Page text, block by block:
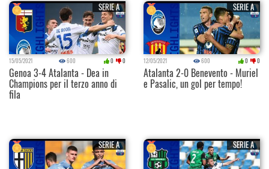
SERIE A
15/05/2021 600 0 0
Genoa 3-4 Atalanta - Dea in
Champions per il terzo anno di
fila
SERIE A
12/05/2021 600 0 0
Atalanta 2-0 Benevento - Muriel
e Pasalic, un gol per tempo!
SERIE A SERIE A